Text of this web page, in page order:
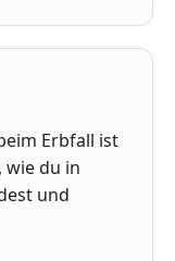
Erbfall ist
wie du in
und